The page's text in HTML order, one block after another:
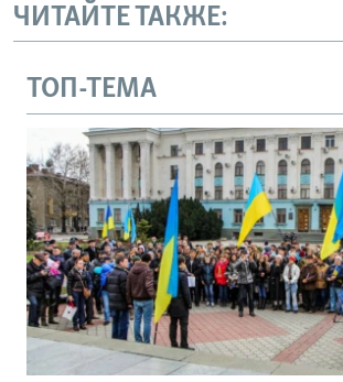
ЧИТАЙТЕ ТАКЖЕ:
ТОП-ТЕМА